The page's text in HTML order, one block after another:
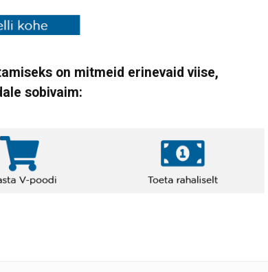
on mitmeid erinevaid viise,
sobivaim: